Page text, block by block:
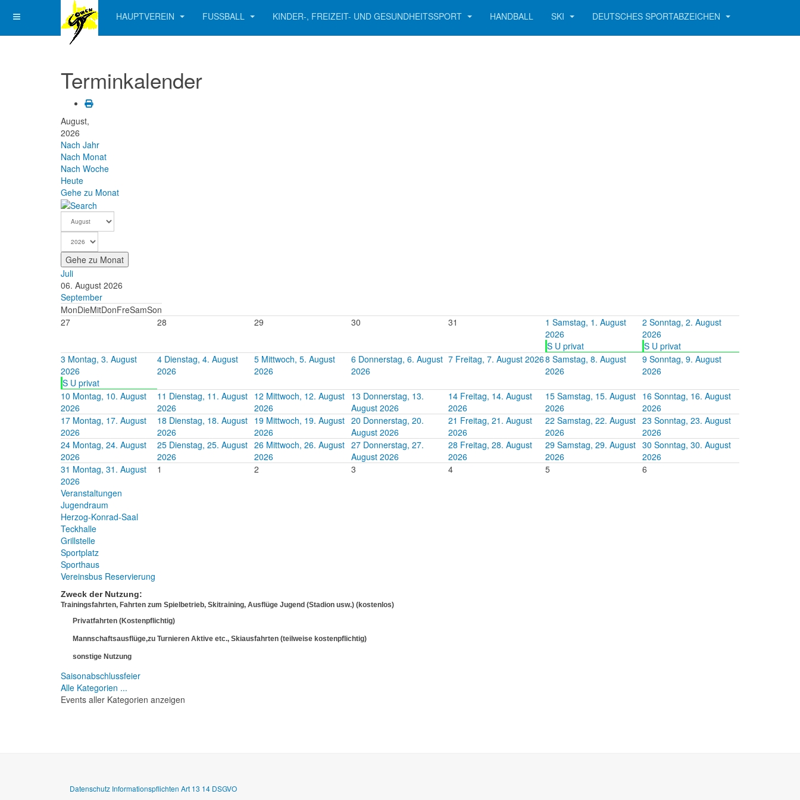
HAUPTVEREIN FUSSBALL KINDER-, FREIZEIT- UND GESUNDHEITSSPORT HANDBALL SKI DEUTSCHES SPORTABZEICHEN
Terminkalender
August,
2026
Nach Jahr
Nach Monat
Nach Woche
Heute
Gehe zu Monat
Gehe zu Monat
Juli
06. August 2026
September
MonDieMitDonFreSamSon
27
28 29 30 31 1 Samstag, 1. August
2026
S U privat
2 Sonntag, 2. August
2026
S U privat
3 Montag, 3. August
2026
S U privat
4 Dienstag, 4. August
2026
5 Mittwoch, 5. August
2026
6 Donnerstag, 6. August
2026
7 Freitag, 7. August 20268 Samstag, 8. August
2026
9 Sonntag, 9. August
2026
10 Montag, 10. August
2026
11 Dienstag, 11. August
2026
12 Mittwoch, 12. August
2026
13 Donnerstag, 13.
August 2026
14 Freitag, 14. August
2026
15 Samstag, 15. August
2026
16 Sonntag, 16. August
2026
17 Montag, 17. August
2026
18 Dienstag, 18. August
2026
19 Mittwoch, 19. August
2026
20 Donnerstag, 20.
August 2026
21 Freitag, 21. August
2026
22 Samstag, 22. August
2026
23 Sonntag, 23. August
2026
24 Montag, 24. August
2026
25 Dienstag, 25. August
2026
26 Mittwoch, 26. August
2026
27 Donnerstag, 27.
August 2026
28 Freitag, 28. August
2026
29 Samstag, 29. August
2026
30 Sonntag, 30. August
2026
31 Montag, 31. August
2026
1 2 3 4 5
6
Veranstaltungen
Jugendraum
Herzog-Konrad-Saal
Teckhalle
Grillstelle
Sportplatz
Sporthaus
Vereinsbus Reservierung
Zweck der Nutzung:
Trainingsfahrten, Fahrten zum Spielbetrieb, Skitraining, Ausflüge Jugend (Stadion usw.) (kostenlos)
Privatfahrten (Kostenpflichtig)
Mannschaftsausflüge,zu Turnieren Aktive etc., Skiausfahrten (teilweise kostenpflichtig)
sonstige Nutzung
Saisonabschlussfeier
Alle Kategorien ...
Events aller Kategorien anzeigen
Datenschutz Informationspflichten Art 13 14 DSGVO